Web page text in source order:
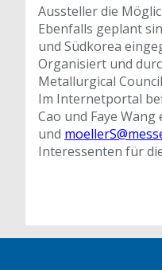
Aussteller die
Ebenfalls geplant
und Südkorea
Organisiert und
Metallurgical
Im Internetportal
Cao und Faye
und
Interessenten für